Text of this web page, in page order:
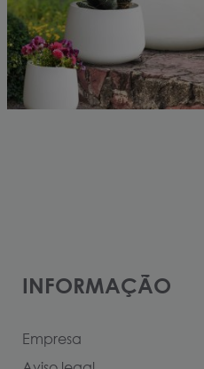
INFORMAÇÃO
Empresa